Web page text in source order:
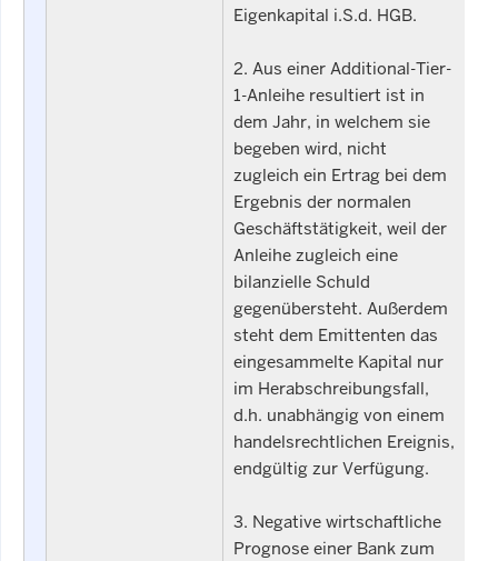
Eigenkapital i.S.d. HGB.
2. Aus einer Additional-Tier-
1-Anleihe resultiert ist in
dem Jahr, in welchem sie
begeben wird, nicht
zugleich ein Ertrag bei dem
Ergebnis der normalen
Geschäftstätigkeit, weil der
Anleihe zugleich eine
bilanzielle Schuld
gegenübersteht. Außerdem
steht dem Emittenten das
eingesammelte Kapital nur
im Herabschreibungsfall,
d.h. unabhängig von einem
handelsrechtlichen Ereignis,
endgültig zur Verfügung.
3. Negative wirtschaftliche
Prognose einer Bank zum